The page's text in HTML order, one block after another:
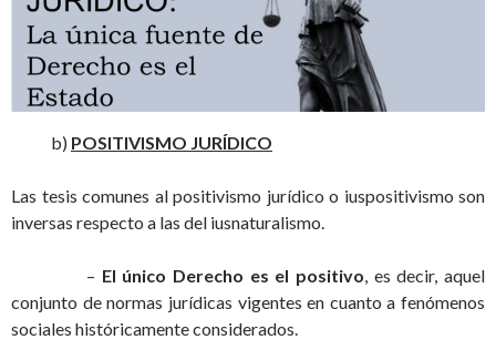
b) POSITIVISMO JURÍDICO
Las tesis comunes al positivismo jurídico o iuspositivismo son
inversas respecto a las del iusnaturalismo.
– El único Derecho es el positivo, es decir, aquel
conjunto de normas jurídicas vigentes en cuanto a fenómenos
sociales históricamente considerados.